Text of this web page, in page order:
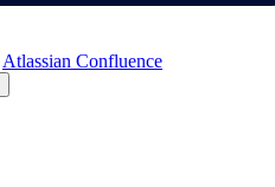
Atlassian Confluence